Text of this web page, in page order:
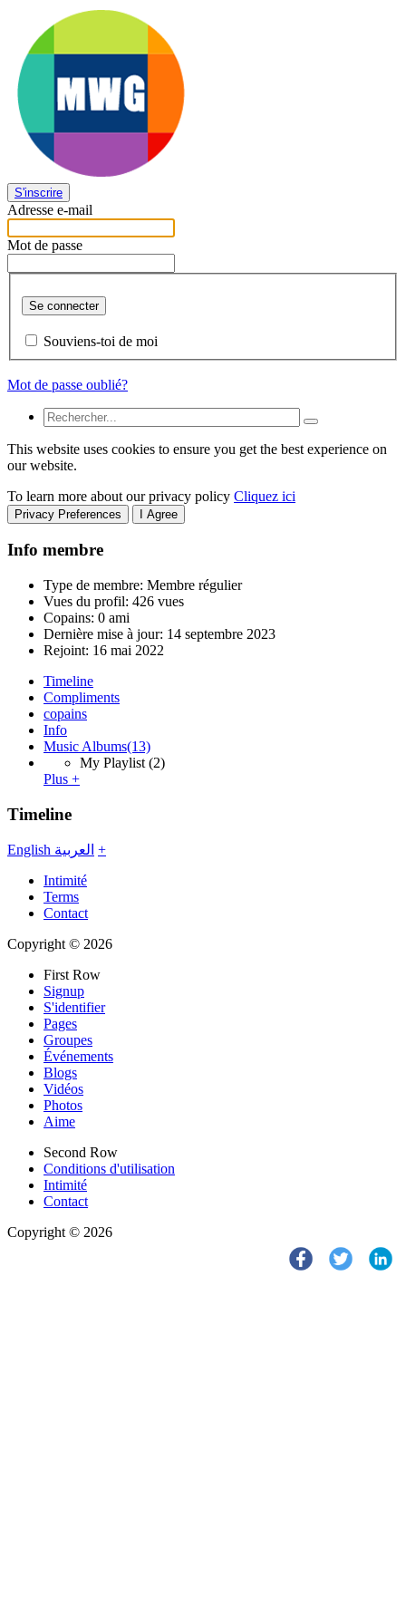
S'inscrire
Adresse e-mail
Mot de passe
Se connecter
Souviens-toi de moi
Mot de passe oublié?
This website uses cookies to ensure you get the best experience on
our website.
To learn more about our privacy policy Cliquez ici
Privacy Preferences I Agree
Info membre
Type de membre: Membre régulier
Vues du profil: 426 vues
Copains: 0 ami
Dernière mise à jour: 14 septembre 2023
Rejoint: 16 mai 2022
Timeline
Compliments
copains
Info
Music Albums(13)
My Playlist (2)
Plus +
Timeline
English العربية +
Intimité
Terms
Contact
Copyright © 2026
First Row
Signup
S'identifier
Pages
Groupes
Événements
Blogs
Vidéos
Photos
Aime
Second Row
Conditions d'utilisation
Intimité
Contact
Copyright © 2026